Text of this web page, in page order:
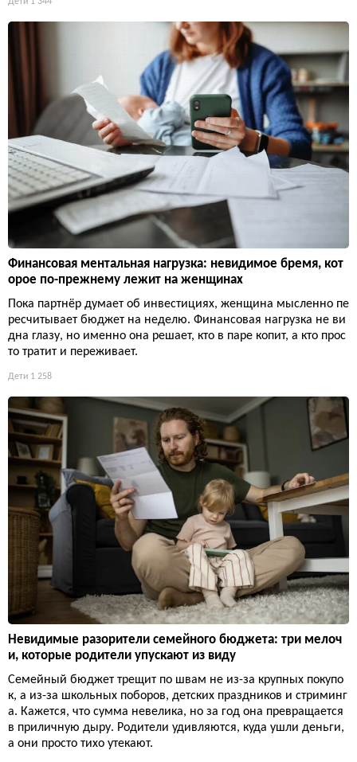
Финансовая ментальная нагрузка: невидимое бремя, кот
орое по-прежнему лежит на женщинах
Пока партнёр думает об инвестициях, женщина мысленно пе
ресчитывает бюджет на неделю. Финансовая нагрузка не ви
дна глазу, но именно она решает, кто в паре копит, а кто прос
то тратит и переживает.
Дети 1 258
Невидимые разорители семейного бюджета: три мелоч
и, которые родители упускают из виду
Семейный бюджет трещит по швам не из-за крупных покупо
к, а из-за школьных поборов, детских праздников и стриминг
а. Кажется, что сумма невелика, но за год она превращается
в приличную дыру. Родители удивляются, куда ушли деньги,
а они просто тихо утекают.